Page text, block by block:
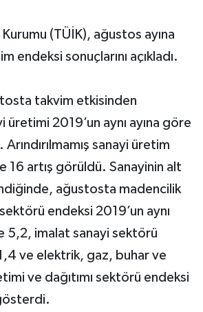
(TÜİK), ağustos ayına
endeksi sonuçlarını açıkladı.
takvim etkisinden
üretimi 2019’un aynı ayına göre
sanayi üretim
16 artış görüldü. Sanayinin alt
ağustosta madencilik
endeksi 2019’un aynı
5,2, imalat sanayi sektörü
ve elektrik, gaz, buhar ve
ve dağıtımı sektörü endeksi